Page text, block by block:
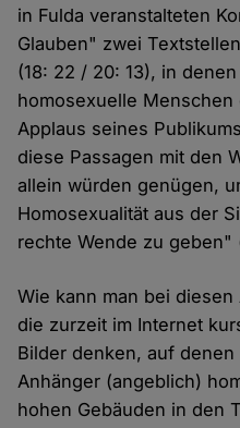
in Fulda veranstalteten
Glauben" zwei
(18: 22 / 20: 13), in
homosexuelle
Applaus seines
diese Passagen mit den
allein würden genügen,
Homosexualität aus der
rechte Wende zu geben"
Wie kann man bei
die zurzeit im Internet
Bilder denken, auf
Anhänger (angeblich)
hohen Gebäuden in den